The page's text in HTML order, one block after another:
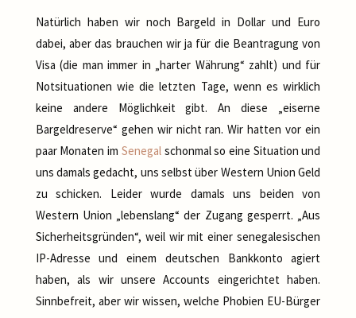
Natürlich haben wir noch Bargeld in Dollar und Euro
dabei, aber das brauchen wir ja für die Beantragung von
Visa (die man immer in „harter Währung“ zahlt) und für
Notsituationen wie die letzten Tage, wenn es wirklich
keine andere Möglichkeit gibt. An diese „eiserne
Bargeldreserve“ gehen wir nicht ran. Wir hatten vor ein
paar Monaten im Senegalschonmal so eine Situation und
uns damals gedacht, uns selbst über Western Union Geld
zu schicken. Leider wurde damals uns beiden von
Western Union „lebenslang“ der Zugang gesperrt. „Aus
Sicherheitsgründen“, weil wir mit einer senegalesischen
IP-Adresse und einem deutschen Bankkonto agiert
haben, als wir unsere Accounts eingerichtet haben.
Sinnbefreit, aber wir wissen, welche Phobien EU-Bürger